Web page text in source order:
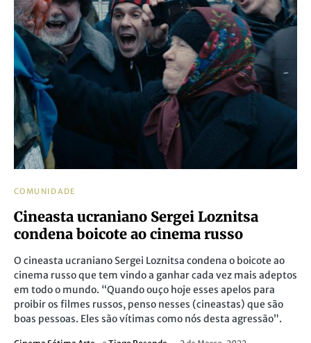
COMUNIDADE
Cineasta ucraniano Sergei Loznitsa
condena boicote ao cinema russo
O cineasta ucraniano Sergei Loznitsa condena o boicote ao
cinema russo que tem vindo a ganhar cada vez mais adeptos
em todo o mundo. “Quando ouço hoje esses apelos para
proibir os filmes russos, penso nesses (cineastas) que são
boas pessoas. Eles são vítimas como nós desta agressão”.